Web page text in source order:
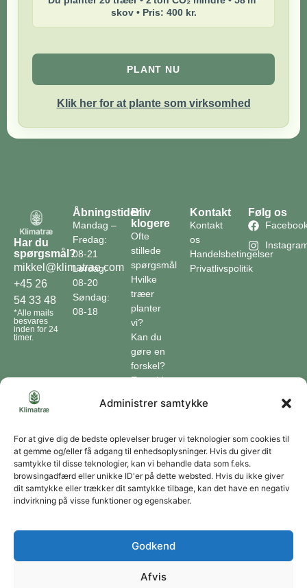
Administrer samtykke
For at give dig de bedste oplevelser bruger vi teknologier som cookies til
at gemme og/eller få adgang til enhedsoplysninger. Hvis du giver dit
samtykke til disse teknologier, kan vi behandle data som f.eks.
browsingadfærd eller unikke ID'er på dette websted. Hvis du ikke giver
dit samtykke eller trækker dit samtykke tilbage, kan det have en negativ
indvirkning på visse funktioner og egenskaber.
Godkend
Afvis
skov • Pris: 400 kr.
PLANT NU
Klik her for at plante som virksomhed
Har du
spørgsmål?
mikkel@klimatrae.com
+45 26
54 33 48
*Alle mails
besvares
inden for 24
timer.
Åbningstider
Mandag –
Fredag:
08-21
Lørdag:
08-20
Søndag:
08-18
Bliv
klogere
Ofte
stillede
spørgsmål
Hvilke
træer
planter
vi?
Kan du
gøre en
forskel?
En guide
Klimaordbogen
optager
træer
co2?
Kontakt
Kontakt
os
Handelsbetingelser
Privatlivspolitik
Følg os
Forbliv forbundet